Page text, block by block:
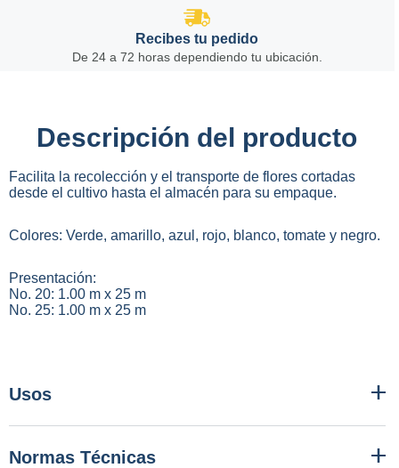
Recibes tu pedido
De 24 a 72 horas dependiendo tu ubicación.
Descripción del producto
Facilita la recolección y el transporte de flores cortadas
desde el cultivo hasta el almacén para su empaque.
Colores: Verde, amarillo, azul, rojo, blanco, tomate y negro.
Presentación:
No. 20: 1.00 m x 25 m
No. 25: 1.00 m x 25 m
Usos
Normas Técnicas